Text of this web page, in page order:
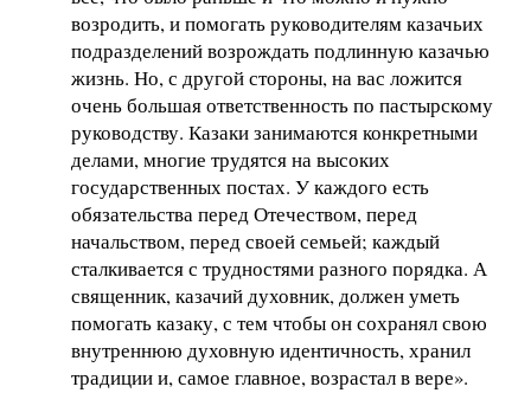
возродить, и помогать руководителям казачьих
подразделений возрождать подлинную казачью
жизнь. Но, с другой стороны, на вас ложится
очень большая ответственность по пастырскому
руководству. Казаки занимаются конкретными
делами, многие трудятся на высоких
государственных постах. У каждого есть
обязательства перед Отечеством, перед
начальством, перед своей семьей; каждый
сталкивается с трудностями разного порядка. А
священник, казачий духовник, должен уметь
помогать казаку, с тем чтобы он сохранял свою
внутреннюю духовную идентичность, хранил
традиции и, самое главное, возрастал в вере».